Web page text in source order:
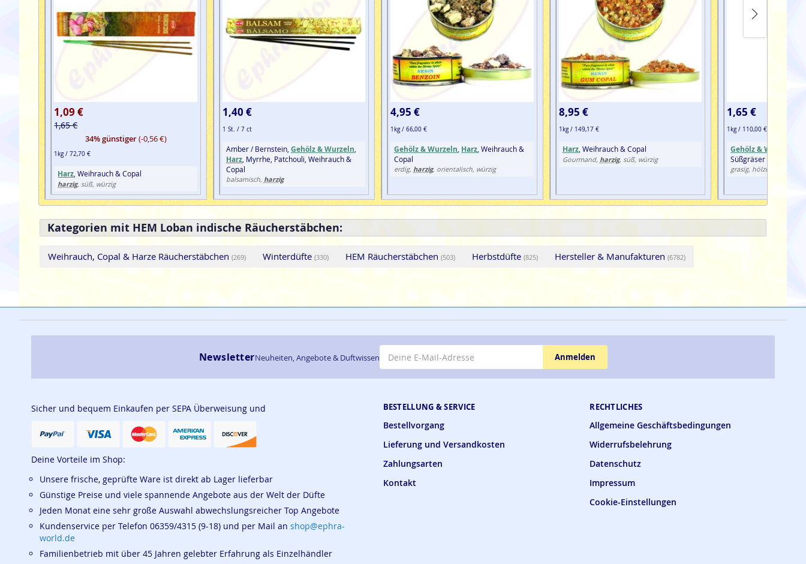
1,09 €
1,65 €
34% günstiger(-0,56 €)
1kg / 72,70 €
Harz , Weihrauch & Copal
harzig, süß, würzig
1,40 €
1 St. / 7 ct
Amber / Bernstein, Gehölz & Wurzeln
Harz, Myrrhe, Patchouli, Weihrauch &
Copal
balsamisch, harzig
4,95 €
1kg / 66,00 €
Gehölz & Wurzeln Harz , Weihrauch &
Copal
erdig, harzig, orientalisch, würzig
8,95 €
1kg / 149,17 €
Harz, Weihrauch & Copal
Gourmand, harzig, süß, würzig
1,65 €
1kg / 110,00 €
Gehölz & Wurzeln
Süßgräser
grasig, hölzern, krautig
Kategorien mit HEM Loban indische Räucherstäbchen:
Weihrauch, Copal & Harze Räucherstäbchen (269) Winterdüfte (330) HEM Räucherstäbchen (503) Herbstdüfte (825) Hersteller & Manufakturen (6782)
BESTELLUNG & SERVICE
Bestellvorgang
Lieferung und Versandkosten
Zahlungsarten
Kontakt
RECHTLICHES
Allgemeine Geschäftsbedingungen
Widerrufsbelehrung
Datenschutz
Impressum
Cookie-Einstellungen
NewsletterNeuheiten, Angebote & Duftwissen Anmelden
Sicher und bequem Einkaufen per SEPA Überweisung und
Deine Vorteile im Shop:
Unsere frische, geprüfte Ware ist direkt ab Lager lieferbar
Günstige Preise und viele spannende Angebote aus der Welt der Düfte
Jeden Monat eine sehr große Auswahl abwechslungsreicher Top Angebote
Kundenservice per Telefon 06359/4315 (9-18) und per Mail an shop@ephra-
world.de
Familienbetrieb mit über 45 Jahren gelebter Erfahrung als Einzelhändler